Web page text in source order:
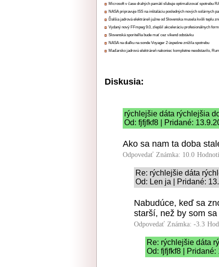
Microsoft v čase drahých pamätí sľubuje optimalizovať spotrebu
NASA pripravuje ISS na inštaláciu posledných nových solárnych
Ďalšia jadrová elektráreň južne od Slovenska musela kvôli teplu
Vydaný nový FFmpeg 9.0, zlepšil akceleráciu profesionálnych
Slovenská sporiteľňa bude mať cez víkend odstávku
NASA na diaľku na sonde Voyager 2 úspešne znížila spotrebu
Maďarsko jadrovú elektráreň nakoniec kompletne neodstavilo,
Diskusia:
rýchlejšie dáta rýchlejšia
Od: fjfjfkf8 | Pridané:
Ako sa nam ta doba
Odpovedať Známka: 10.0
Re: rýchlejšie dáta
Od: Len ja | Pridané:
Nabudúce, keď sa
starší, než by som
Odpovedať Známka: -3.3
Re: rýchlejšie dáta
Od: fjfjfkf8 | Pridané: